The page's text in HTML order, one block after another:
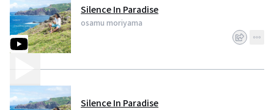
Silence In Paradise
osamu moriyama
Silence In Paradise